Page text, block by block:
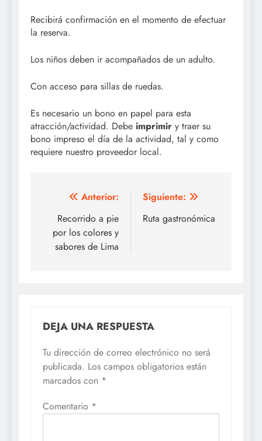
Recibirá confirmación en el momento de efectuar
la reserva.
Los niños deben ir acompañados de un adulto.
Con acceso para sillas de ruedas.
Es necesario un bono en papel para esta
atracción/actividad. Debe imprimir y traer su
bono impreso el día de la actividad, tal y como
requiere nuestro proveedor local.
Navegación
de
entradas
Anterior:
Recorrido a pie
por los colores y
sabores de Lima
Siguiente:
Ruta gastronómica
DEJA UNA RESPUESTA
Tu dirección de correo electrónico no será
publicada. Los campos obligatorios están
marcados con *
Comentario *